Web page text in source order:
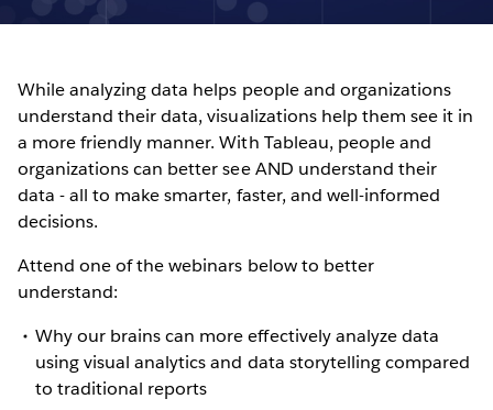
While analyzing data helps people and organizations
understand their data, visualizations help them see it in
a more friendly manner. With Tableau, people and
organizations can better see AND understand their
data - all to make smarter, faster, and well-informed
decisions.
Attend one of the webinars below to better
understand:
Why our brains can more effectively analyze data
using visual analytics and data storytelling compared
to traditional reports